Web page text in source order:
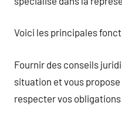
Voici les principales
Fournir des conseils
situation et vous
respecter vos